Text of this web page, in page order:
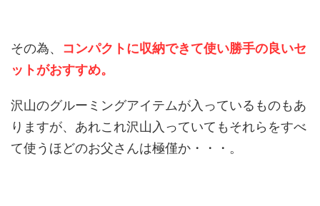
その為、 コンパクトに収納できて使い勝手の良いセ
ットがおすすめ。
沢山のグルーミングアイテムが入っているものもあ
りますが、あれこれ沢山入っていてもそれらをすべ
て使うほどのお父さんは極僅か・・・。